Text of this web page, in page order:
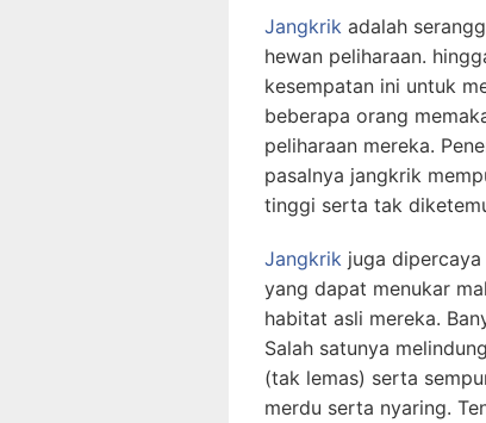
Jangkrik adalah
hewan peliharaan.
kesempatan ini untuk
beberapa orang
peliharaan mereka.
pasalnya jangkrik
tinggi serta tak
Jangkrik juga
yang dapat menukar
habitat asli mereka.
Salah satunya
(tak lemas) serta
merdu serta nyaring.